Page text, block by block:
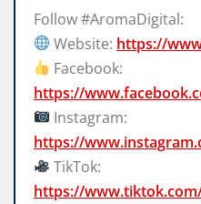
Follow #AromaDigital:
Website: https://
Facebook:
https://
Instagram:
https://
TikTok:
https://